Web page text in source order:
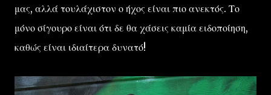
μας, αλλά τουλάχιστον ο ήχος είναι πιο ανεκτός. Το
μόνο σίγουρο είναι ότι δε θα χάσεις καμία ειδοποίηση,
καθώς είναι ιδιαίτερα δυνατό!